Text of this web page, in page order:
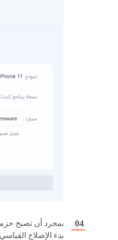
بمجرد أن تصبح حزمة
بدء الإصلاح